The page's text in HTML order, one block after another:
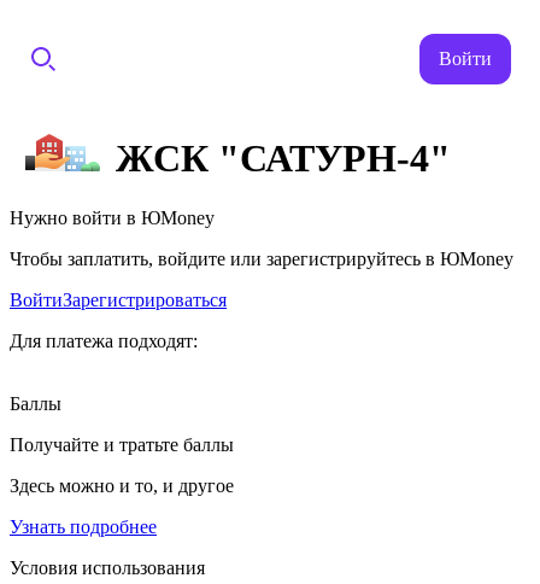
Войти
ЖСК "САТУРН-4"
Нужно войти в ЮMoney
Чтобы заплатить, войдите или зарегистрируйтесь в ЮMoney
ВойтиЗарегистрироваться
Для платежа подходят:
Баллы
Получайте и тратьте баллы
Здесь можно и то, и другое
Узнать подробнее
Условия использования